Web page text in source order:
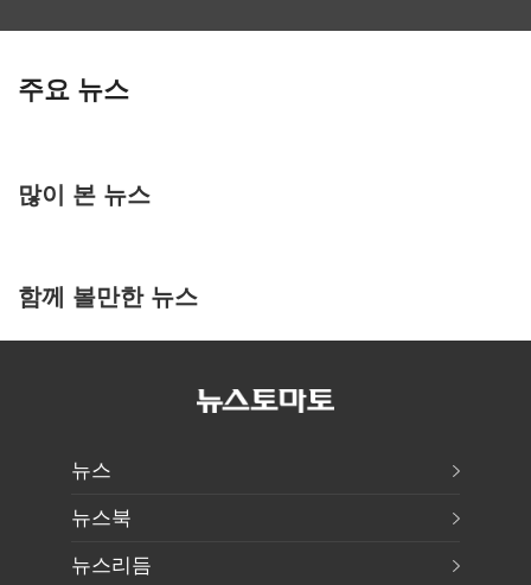
주요 뉴스
많이 본 뉴스
함께 볼만한 뉴스
뉴스
뉴스북
뉴스리듬